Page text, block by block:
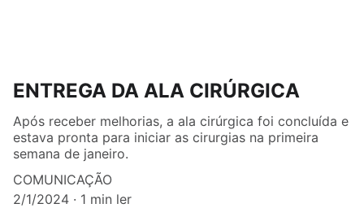
ENTREGA DA ALA CIRÚRGICA
Após receber melhorias, a ala cirúrgica foi concluída e
estava pronta para iniciar as cirurgias na primeira
semana de janeiro.
COMUNICAÇÃO
2/1/2024
1 min ler